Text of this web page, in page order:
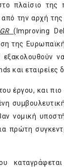
πλαίσιο της
την αρχή
(Improving
της
εξακολουθούν
και εταιρείες
έργου, και
νομική
πρώτη